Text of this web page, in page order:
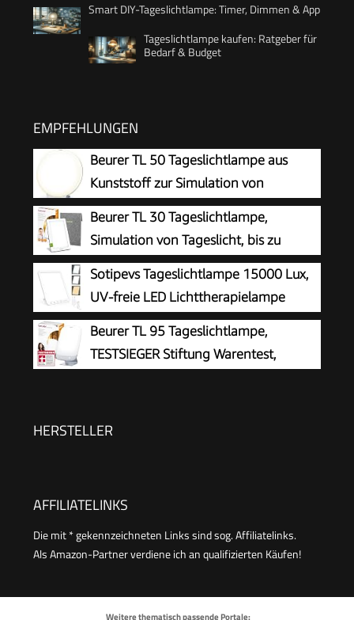
Smart DIY-Tageslichtlampe: Timer, Dimmen & App
Tageslichtlampe kaufen: Ratgeber für
Bedarf & Budget
EMPFEHLUNGEN
Beurer TL 50 Tageslichtlampe aus
Kunststoff zur Simulation von
Tageslicht, zertifiziertes
Medizinprodukt für mehr Wohlbefinden
Beurer TL 30 Tageslichtlampe,
Simulation von Tageslicht, bis zu
10.000 Lux, Medizinprodukt, flimmer-
und UV-freie LED-Technologie, Tageslichtleuchte
mit verstellbarer Halterung und Tasche
Sotipevs Tageslichtlampe 15000 Lux,
UV-freie LED Lichttherapielampe
Tageslicht, LED Daylight Lampe,
Touch-Control Sonnenlicht Lampe,
Vollspektrumlampe für Zuhause/Büro
Beurer TL 95 Tageslichtlampe,
TESTSIEGER Stiftung Warentest,
Lichtmangelerscheinungen, SunLike® LED-
HERSTELLER
AFFILIATELINKS
Die mit * gekennzeichneten Links sind sog. Affiliatelinks.
Als Amazon-Partner verdiene ich an qualifizierten Käufen!
Weitere thematisch passende Portale: